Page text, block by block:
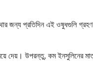
জন্য প্রতিদিন এই ওষুধগুলি
দেয়। উপরন্তু, কম ইনসুলিনের